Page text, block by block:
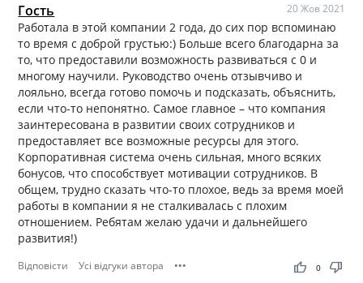
Гость 20 Жов 2021
Работала в этой компании 2 года, до сих пор вспоминаю
то время с доброй грустью:) Больше всего благодарна за
то, что предоставили возможность развиваться с 0 и
многому научили. Руководство очень отзывчиво и
лояльно, всегда готово помочь и подсказать, объяснить,
если что-то непонятно. Самое главное – что компания
заинтересована в развитии своих сотрудников и
предоставляет все возможные ресурсы для этого.
Корпоративная система очень сильная, много всяких
бонусов, что способствует мотивации сотрудников. В
общем, трудно сказать что-то плохое, ведь за время моей
работы в компании я не сталкивалась с плохим
отношением. Ребятам желаю удачи и дальнейшего
развития!)
Відповісти Усі відгуки автора ••• thumb_up thumb_down
0